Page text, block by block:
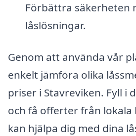
Förbättra säkerheten
låslösningar.
Genom att använda vår
enkelt jämföra olika
priser i Stavreviken. Fyll i
och få offerter från lokala
kan hjälpa dig med dina